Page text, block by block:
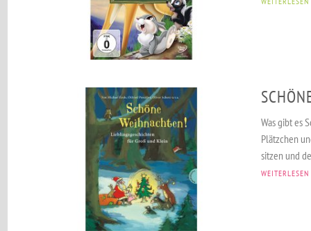
Was gibt es
Plätzchen
sitzen und
WEITERLESEN